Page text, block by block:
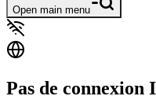
Open main menu
Pas de connexion